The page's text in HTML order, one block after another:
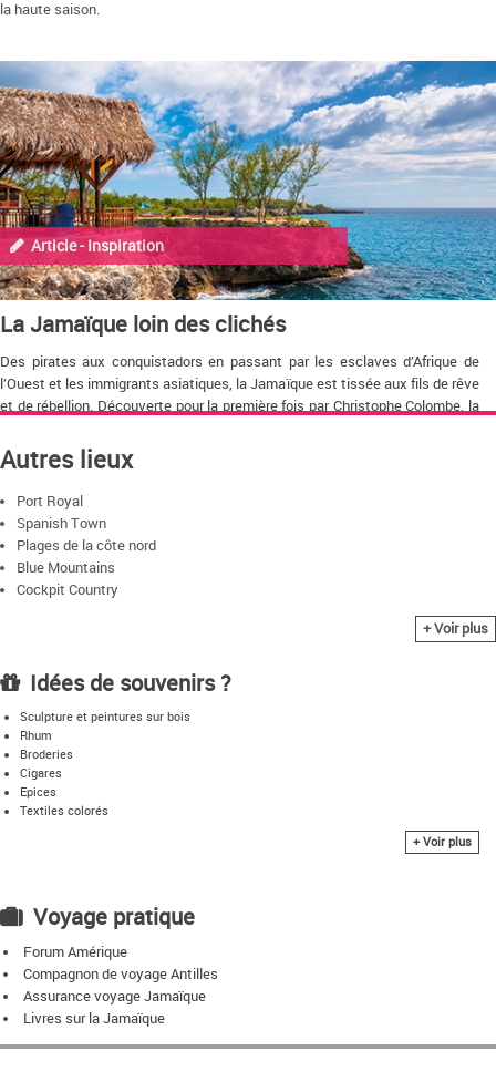
la haute saison.
Article - Inspiration
La Jamaïque loin des clichés
Des pirates aux conquistadors en passant par les esclaves d’Afrique de
l’Ouest et les immigrants asiatiques, la Jamaïque est tissée aux fils de rêve
et de rébellion. Découverte pour la première fois par Christophe Colombe, la
étonnant, qu’elle ait inspiré le créateur de la Saga James Bond.
Autres lieux
Port Royal
Spanish Town
Plages de la côte nord
Blue Mountains
Cockpit Country
Black River
+ Voir plus
Idées de souvenirs ?
Sculpture et peintures sur bois
Rhum
Broderies
Cigares
Epices
Textiles colorés
+ Voir plus
Voyage pratique
Forum Amérique
Compagnon de voyage Antilles
Assurance voyage Jamaïque
Livres sur la Jamaïque